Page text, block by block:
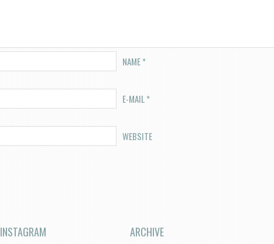
NAME*
E-MAIL*
WEBSITE
INSTAGRAM ARCHIVE